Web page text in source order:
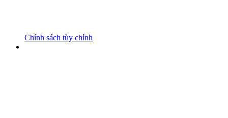
Chính sách tùy chỉnh